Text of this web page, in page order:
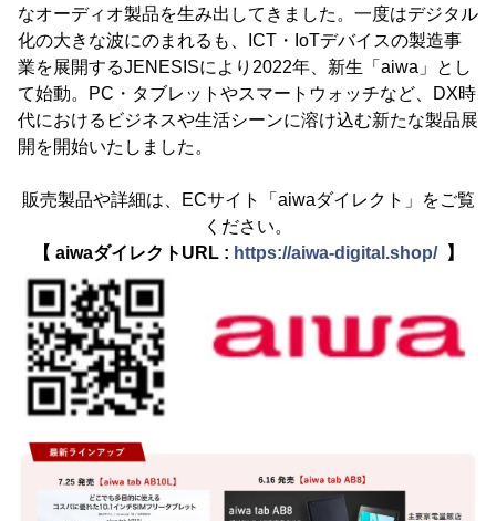
なオーディオ製品を生み出してきました。一度はデジタル
化の大きな波にのまれるも、ICT・IoTデバイスの製造事
業を展開するJENESISにより2022年、新生「aiwa」とし
て始動。PC・タブレットやスマートウォッチなど、DX時
代におけるビジネスや生活シーンに溶け込む新たな製品展
開を開始いたしました。
販売製品や詳細は、ECサイト「aiwaダイレクト」をご覧
ください。
【 aiwaダイレクトURL : https://aiwa-digital.shop/】